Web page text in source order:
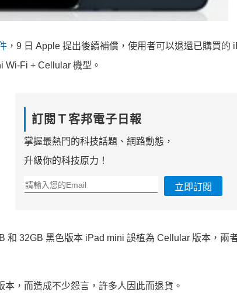
，9 日 Apple 提出後續補償，使用者可以退還已購買的
Wi-Fi + Cellular 機型。
訂閱Ｔ客邦電子日報
掌握最熱門的科技話題、網路動態，
升級你的科技原力！
立即訂閱
32GB 黑色版本 iPad mini 誤植為 Cellular 版本，兩
，而造成不少怨言，許多人因此而退貨。